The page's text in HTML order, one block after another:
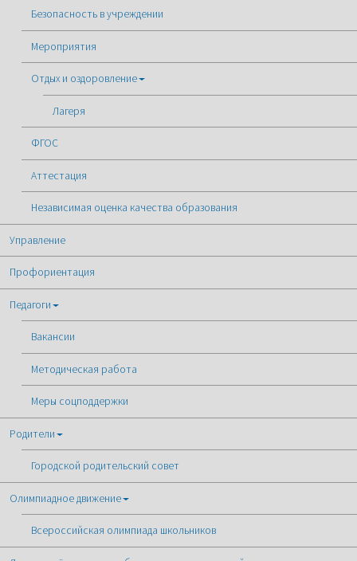
Безопасность в учреждении
Мероприятия
Отдых и оздоровление
Лагеря
ФГОС
Аттестация
Независимая оценка качества образования
Управление
Профориентация
Педагоги
Вакансии
Методическая работа
Меры соцподдержки
Родители
Городской родительский совет
Олимпиадное движение
Всероссийская олимпиада школьников